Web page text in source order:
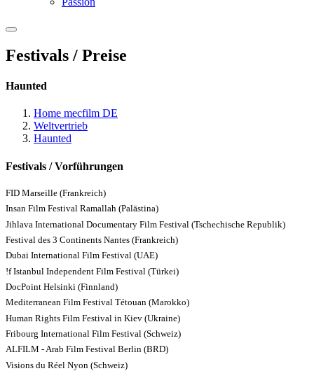
Festivals / Preise
Haunted
Home mecfilm DE
Weltvertrieb
Haunted
Festivals / Vorführungen
FID Marseille (Frankreich)
Insan Film Festival Ramallah (Palästina)
Jihlava International Documentary Film Festival (Tschechische Republik)
Festival des 3 Continents Nantes (Frankreich)
Dubai International Film Festival (UAE)
!f Istanbul Independent Film Festival (Türkei)
DocPoint Helsinki (Finnland)
Mediterranean Film Festival Tétouan (Marokko)
Human Rights Film Festival in Kiev (Ukraine)
Fribourg International Film Festival (Schweiz)
ALFILM - Arab Film Festival Berlin (BRD)
Visions du Réel Nyon (Schweiz)